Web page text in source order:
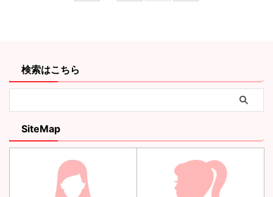
検索はこちら
SiteMap